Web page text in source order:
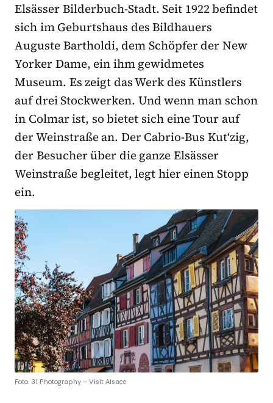
Elsässer Bilderbuch-Stadt. Seit 1922 befindet
sich im Geburtshaus des Bildhauers
Auguste Bartholdi, dem Schöpfer der New
Yorker Dame, ein ihm gewidmetes
Museum. Es zeigt das Werk des Künstlers
auf drei Stockwerken. Und wenn man schon
in Colmar ist, so bietet sich eine Tour auf
der Weinstraße an. Der Cabrio-Bus Kut‘zig,
der Besucher über die ganze Elsässer
Weinstraße begleitet, legt hier einen Stopp
ein.
Foto. 31 Photography – Visit Alsace